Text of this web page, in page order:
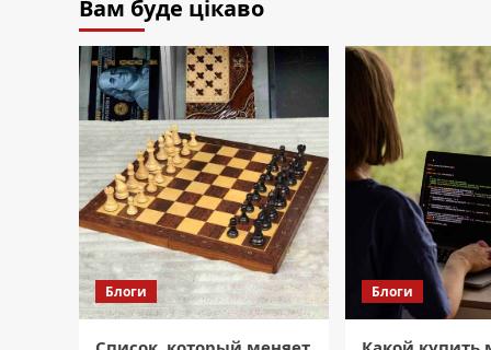
Вам буде цікаво
Блоги Блоги